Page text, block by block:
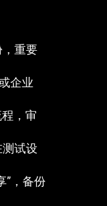
重要
企业
，审
试设
”，备份